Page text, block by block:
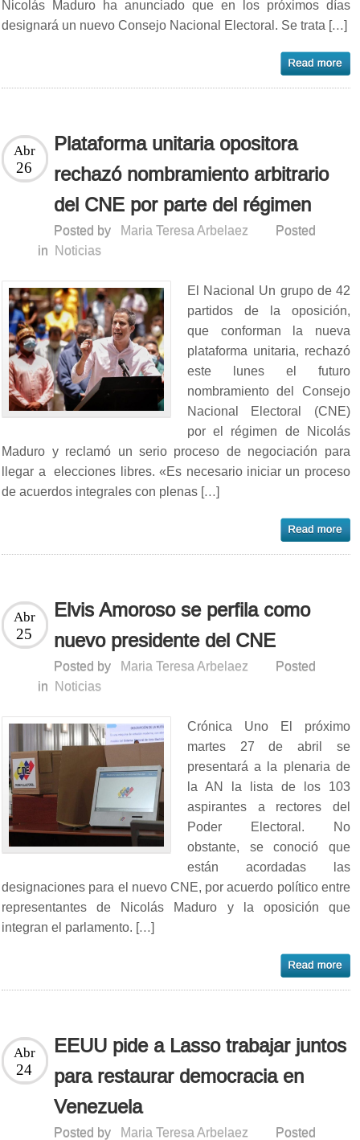
Nicolás Maduro ha anunciado que en los próximos días
designará un nuevo Consejo Nacional Electoral. Se trata […]
Plataforma unitaria opositora
rechazó nombramiento arbitrario
del CNE por parte del régimen
Abr
26
Posted by Maria Teresa Arbelaez
Posted
in
Noticias
El Nacional Un grupo de 42
partidos de la oposición,
que conforman la nueva
plataforma unitaria, rechazó
este lunes el futuro
nombramiento del Consejo
Nacional Electoral (CNE)
por el régimen de Nicolás
Maduro y reclamó un serio proceso de negociación para
llegar a elecciones libres. «Es necesario iniciar un proceso
de acuerdos integrales con plenas […]
Elvis Amoroso se perfila como
nuevo presidente del CNE
Abr
25
Posted by Maria Teresa Arbelaez
Posted
in
Noticias
Crónica Uno El próximo
martes 27 de abril se
presentará a la plenaria de
la AN la lista de los 103
aspirantes a rectores del
Poder Electoral. No
obstante, se conoció que
están acordadas las
designaciones para el nuevo CNE, por acuerdo político entre
representantes de Nicolás Maduro y la oposición que
integran el parlamento. […]
EEUU pide a Lasso trabajar juntos
para restaurar democracia en
Venezuela
Abr
24
Posted by Maria Teresa Arbelaez
Posted